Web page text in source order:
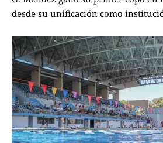
desde su unificación como